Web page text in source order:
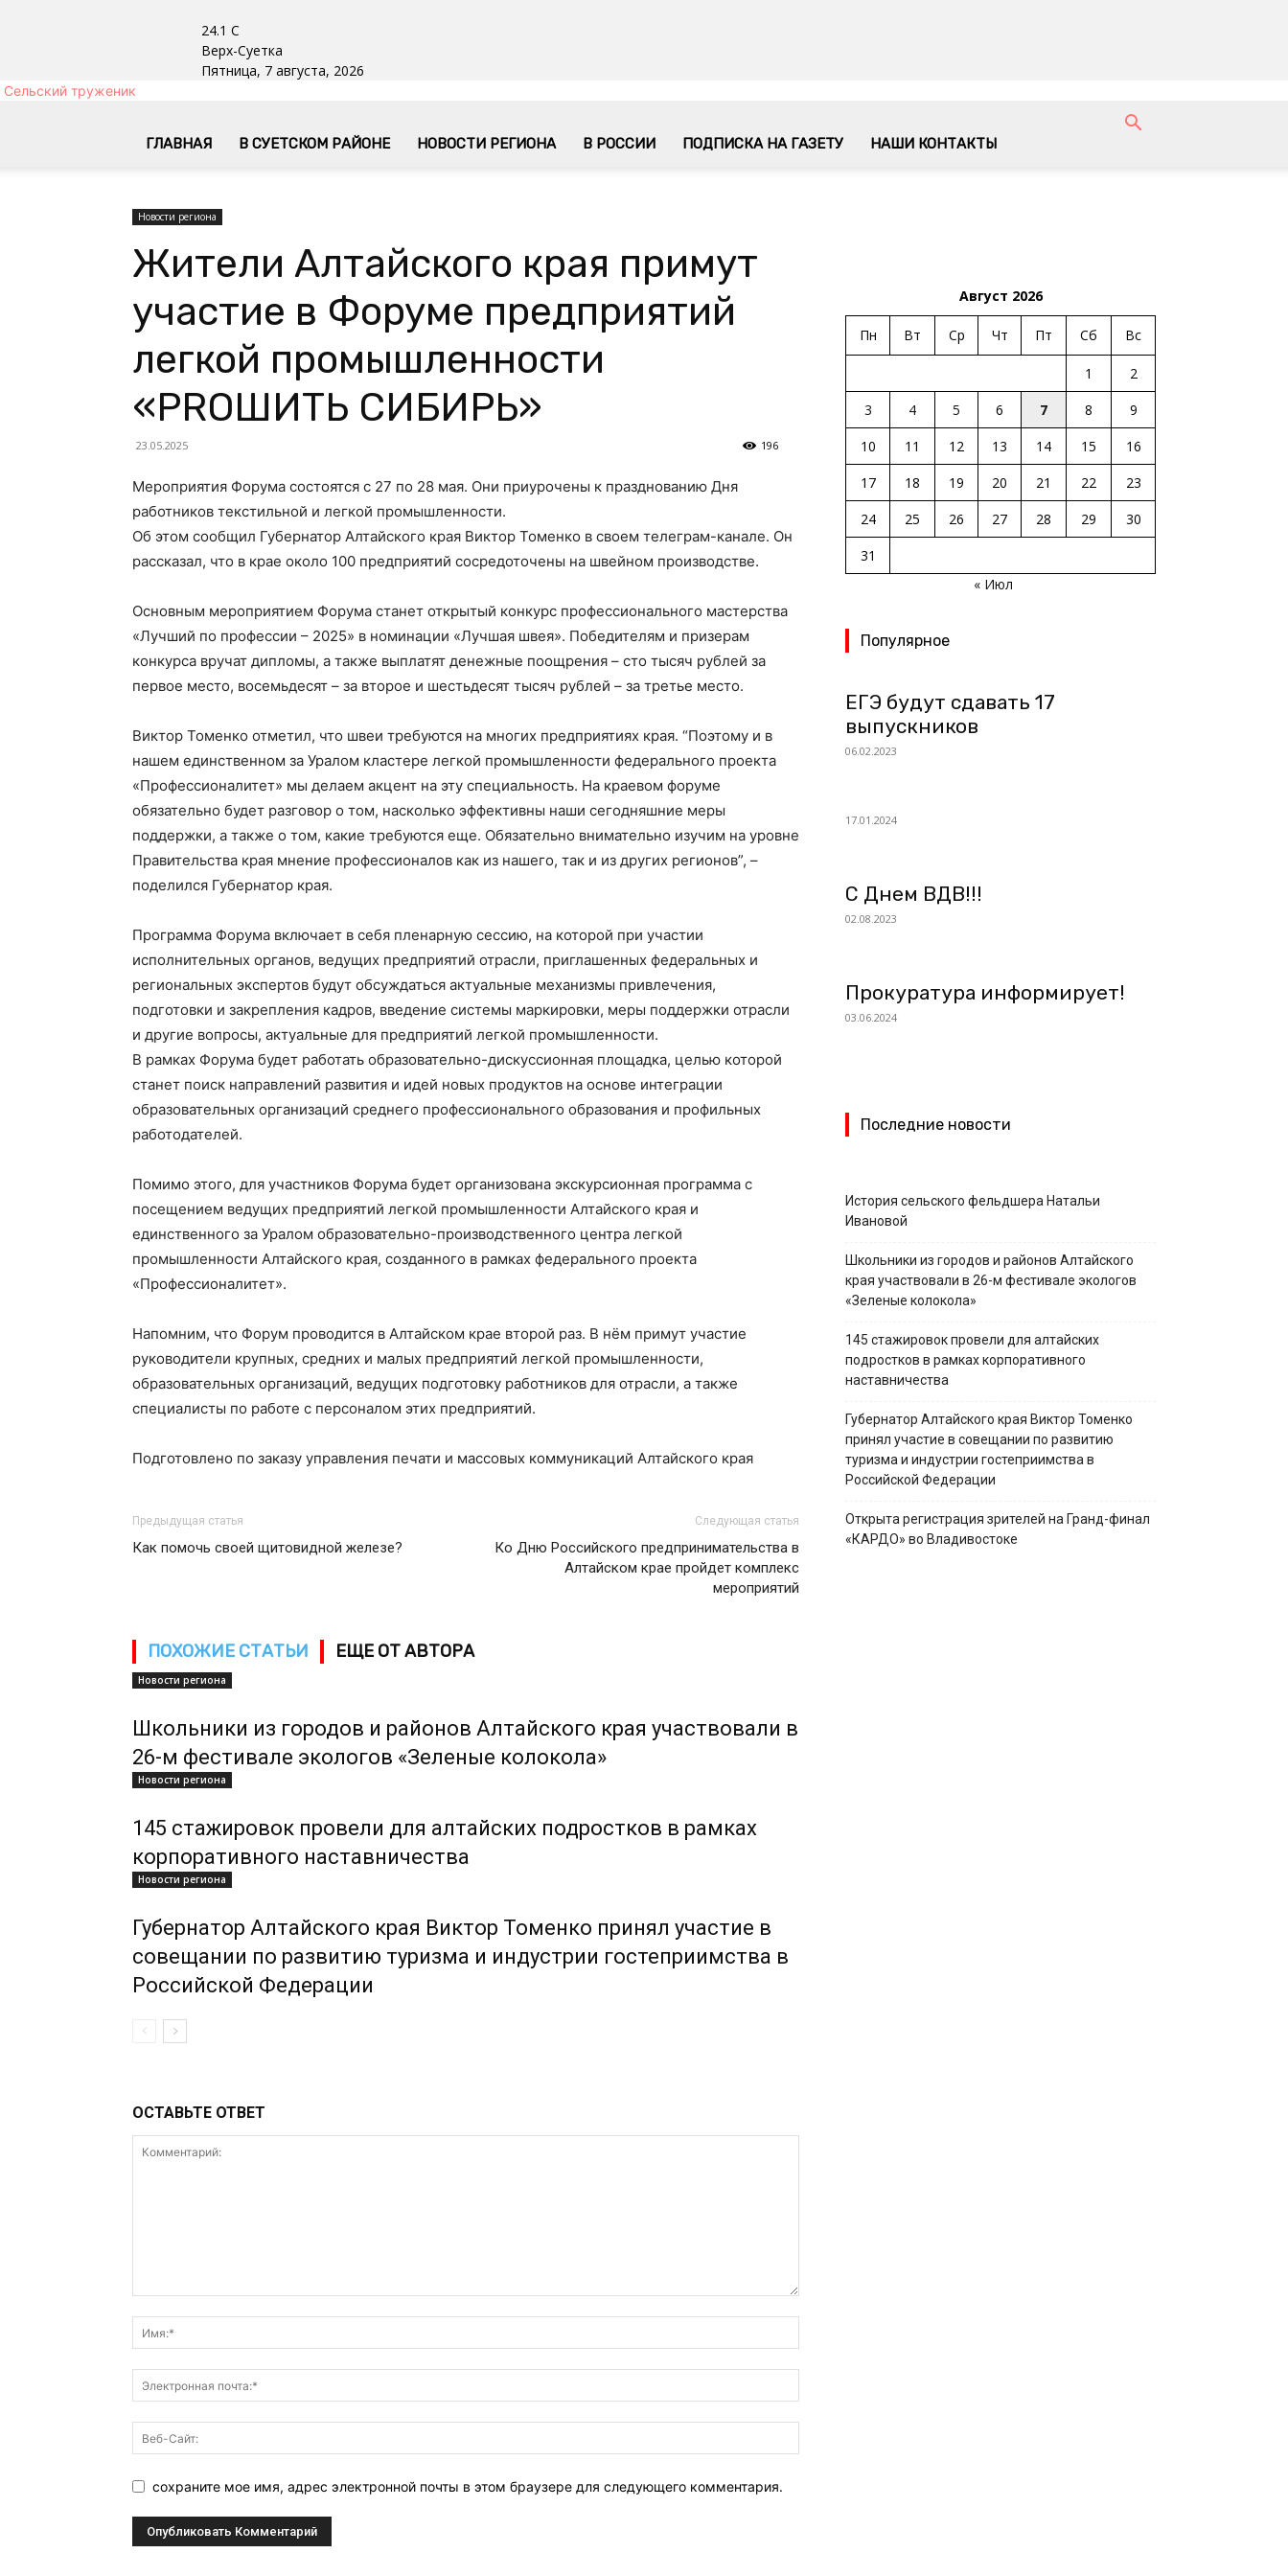
24.1 C
Верх-Суетка
Пятница, 7 августа, 2026
Сельский труженик
ГЛАВНАЯ В СУЕТСКОМ РАЙОНЕ НОВОСТИ РЕГИОНА В РОССИИ ПОДПИСКА НА ГАЗЕТУ НАШИ КОНТАКТЫ
Новости региона
Жители Алтайского края примут
участие в Форуме предприятий
легкой промышленности
«PROШИТЬ СИБИРЬ»
23.05.2025 196
Мероприятия Форума состоятся с 27 по 28 мая. Они приурочены к празднованию Дня
работников текстильной и легкой промышленности.
Об этом сообщил Губернатор Алтайского края Виктор Томенко в своем телеграм-канале. Он
рассказал, что в крае около 100 предприятий сосредоточены на швейном производстве.
Основным мероприятием Форума станет открытый конкурс профессионального мастерства
«Лучший по профессии – 2025» в номинации «Лучшая швея». Победителям и призерам
конкурса вручат дипломы, а также выплатят денежные поощрения – сто тысяч рублей за
первое место, восемьдесят – за второе и шестьдесят тысяч рублей – за третье место.
Виктор Томенко отметил, что швеи требуются на многих предприятиях края. “Поэтому и в
нашем единственном за Уралом кластере легкой промышленности федерального проекта
«Профессионалитет» мы делаем акцент на эту специальность. На краевом форуме
обязательно будет разговор о том, насколько эффективны наши сегодняшние меры
поддержки, а также о том, какие требуются еще. Обязательно внимательно изучим на уровне
Правительства края мнение профессионалов как из нашего, так и из других регионов”, –
поделился Губернатор края.
Программа Форума включает в себя пленарную сессию, на которой при участии
исполнительных органов, ведущих предприятий отрасли, приглашенных федеральных и
региональных экспертов будут обсуждаться актуальные механизмы привлечения,
подготовки и закрепления кадров, введение системы маркировки, меры поддержки отрасли
и другие вопросы, актуальные для предприятий легкой промышленности.
В рамках Форума будет работать образовательно-дискуссионная площадка, целью которой
станет поиск направлений развития и идей новых продуктов на основе интеграции
образовательных организаций среднего профессионального образования и профильных
работодателей.
Помимо этого, для участников Форума будет организована экскурсионная программа с
посещением ведущих предприятий легкой промышленности Алтайского края и
единственного за Уралом образовательно-производственного центра легкой
промышленности Алтайского края, созданного в рамках федерального проекта
«Профессионалитет».
Напомним, что Форум проводится в Алтайском крае второй раз. В нём примут участие
руководители крупных, средних и малых предприятий легкой промышленности,
образовательных организаций, ведущих подготовку работников для отрасли, а также
специалисты по работе с персоналом этих предприятий.
Подготовлено по заказу управления печати и массовых коммуникаций Алтайского края
Предыдущая статья
Как помочь своей щитовидной железе?
Следующая статья
Ко Дню Российского предпринимательства в
Алтайском крае пройдет комплекс
мероприятий
ПОХОЖИЕ СТАТЬИ ЕЩЕ ОТ АВТОРА
Новости региона
Школьники из городов и районов Алтайского края участвовали в
26-м фестивале экологов «Зеленые колокола»
Новости региона
145 стажировок провели для алтайских подростков в рамках
корпоративного наставничества
Новости региона
Губернатор Алтайского края Виктор Томенко принял участие в
совещании по развитию туризма и индустрии гостеприимства в
Российской Федерации
ОСТАВЬТЕ ОТВЕТ
сохраните мое имя, адрес электронной почты в этом браузере для следующего комментария.
Август 2026
Пн Вт Ср Чт Пт Сб Вс
1
2
3
4 5 6 7 8
9
10
11 12 13 14 15
16
17
18 19 20 21 22
23
24
25 26 27 28 29
30
31
« Июл
Популярное
ЕГЭ будут сдавать 17
выпускников
06.02.2023
17.01.2024
С Днем ВДВ!!!
02.08.2023
Прокуратура информирует!
03.06.2024
Последние новости
История сельского фельдшера Натальи
Ивановой
Школьники из городов и районов Алтайского
края участвовали в 26-м фестивале экологов
«Зеленые колокола»
145 стажировок провели для алтайских
подростков в рамках корпоративного
наставничества
Губернатор Алтайского края Виктор Томенко
принял участие в совещании по развитию
туризма и индустрии гостеприимства в
Российской Федерации
Открыта регистрация зрителей на Гранд-финал
«КАРДО» во Владивостоке